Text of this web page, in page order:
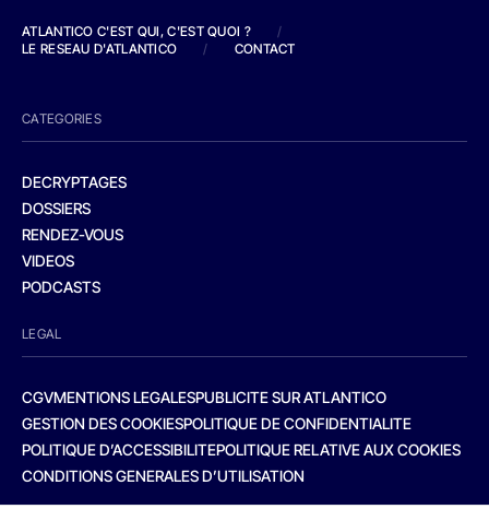
ATLANTICO C'EST QUI, C'EST QUOI ?
/
LE RESEAU D'ATLANTICO
/ CONTACT
CATEGORIES
DECRYPTAGES
DOSSIERS
RENDEZ-VOUS
VIDEOS
PODCASTS
LEGAL
CGVMENTIONS LEGALESPUBLICITE SUR ATLANTICO
GESTION DES COOKIESPOLITIQUE DE CONFIDENTIALITE
POLITIQUE D’ACCESSIBILITEPOLITIQUE RELATIVE AUX COOKIES
CONDITIONS GENERALES D’UTILISATION